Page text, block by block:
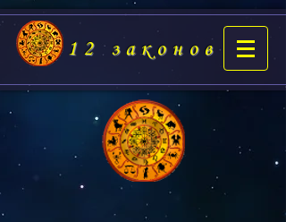
12 законов